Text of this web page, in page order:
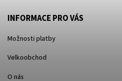
INFORMACE PRO VÁS
Možnosti platby
Velkoobchod
O nás